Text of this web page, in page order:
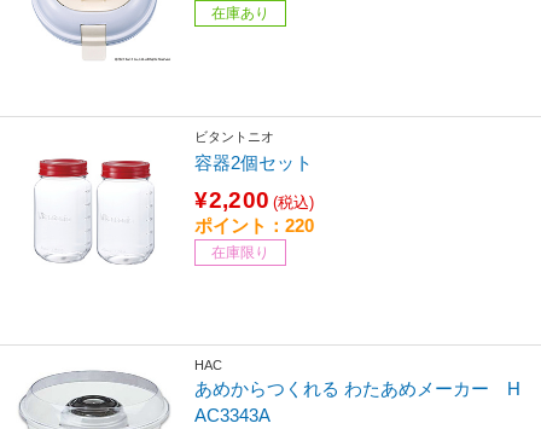
在庫あり
ビタントニオ
容器2個セット
¥2,200 (税込)
ポイント：220
在庫限り
HAC
あめからつくれる わたあめメーカー H
AC3343A